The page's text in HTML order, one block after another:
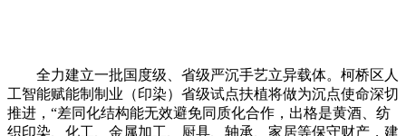
全力建立一批国度级、省级严沉手艺立异载体。柯桥区人
工智能赋能制制业（印染）省级试点扶植将做为沉点使命深切
推进，“差同化结构能无效避免同质化合作，出格是黄酒、纺
织印染、化工、金属加工、厨具、轴承、家居等保守财产，建